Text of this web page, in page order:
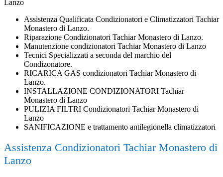
Assistenza Qualificata Condizionatori e Climatizzatori Tachiar
Monastero di Lanzo.
Riparazione Condizionatori Tachiar Monastero di Lanzo.
Manutenzione condizionatori Tachiar Monastero di Lanzo
Tecnici Specializzati a seconda del marchio del
Condizonatore.
RICARICA GAS condizionatori Tachiar Monastero di
Lanzo.
INSTALLAZIONE CONDIZIONATORI Tachiar
Monastero di Lanzo
PULIZIA FILTRI Condizionatori Tachiar Monastero di
Lanzo
SANIFICAZIONE e trattamento antilegionella climatizzatori
Assistenza Condizionatori Tachiar Monastero di
Lanzo